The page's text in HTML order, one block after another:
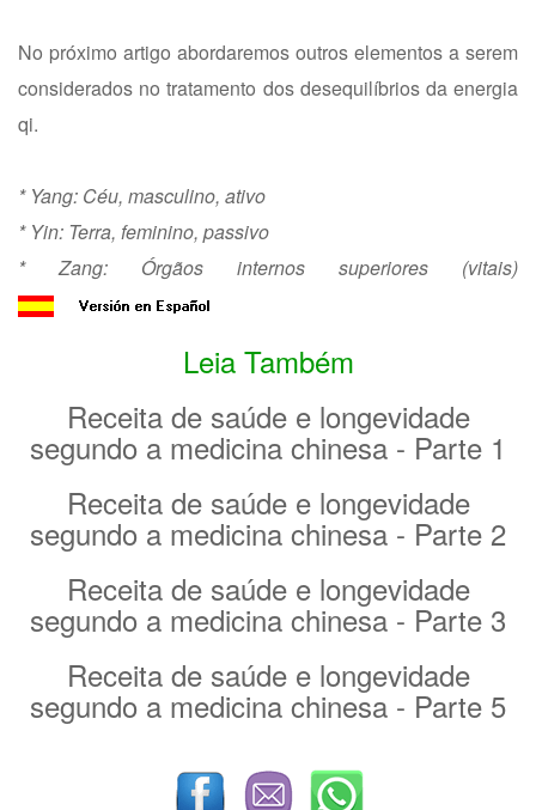
No próximo artigo abordaremos outros elementos a serem
considerados no tratamento dos desequilíbrios da energia
qi.
* Yang: Céu, masculino, ativo
* Yin: Terra, feminino, passivo
* Zang: Órgãos internos superiores (vitais)
Leia Também
Receita de saúde e longevidade
segundo a medicina chinesa - Parte 1
Receita de saúde e longevidade
segundo a medicina chinesa - Parte 2
Receita de saúde e longevidade
segundo a medicina chinesa - Parte 3
Receita de saúde e longevidade
segundo a medicina chinesa - Parte 5